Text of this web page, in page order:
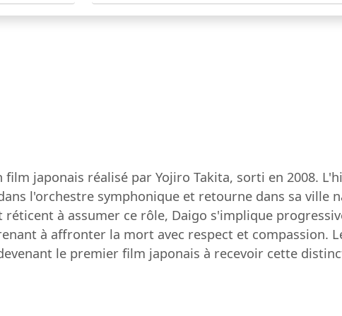
film japonais réalisé par Yojiro Takita, sorti en 2008.
l'orchestre symphonique et retourne dans sa ville
à assumer ce rôle, Daigo s'implique
à affronter la mort avec respect et compassion.
le premier film japonais à recevoir cette